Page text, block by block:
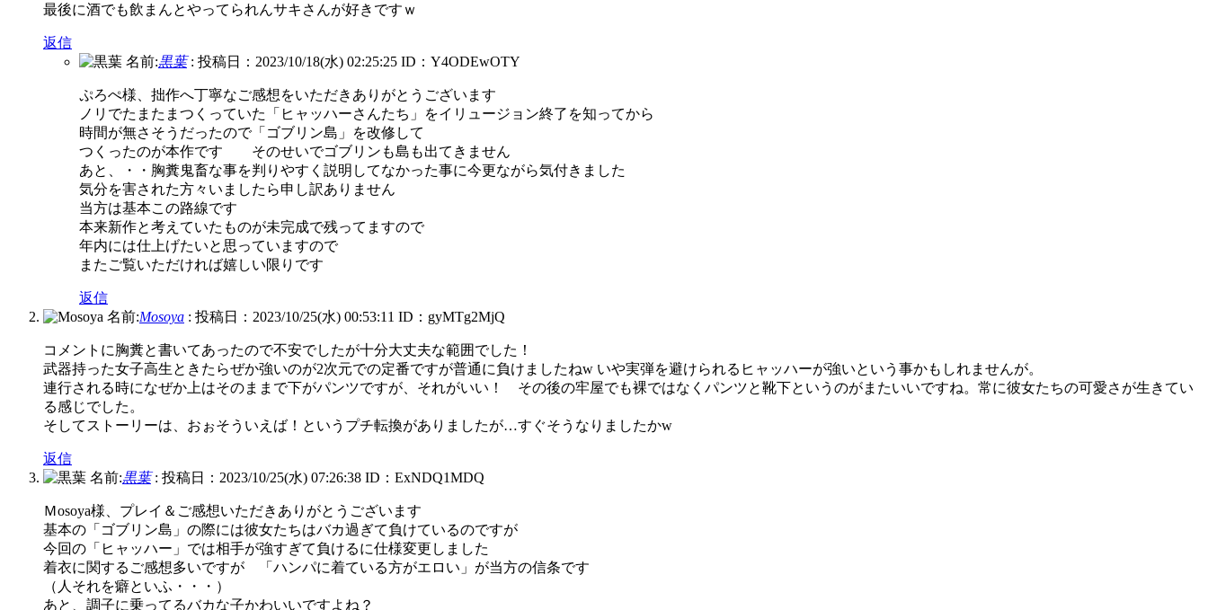
最後に酒でも飲まんとやってられんサキさんが好きですｗ
返信
名前:黒葉: 投稿日：2023/10/18(水) 02:25:25 ID：Y4ODEwOTY
ぷろぺ様、拙作へ丁寧なご感想をいただきありがとうございます
ノリでたまたまつくっていた「ヒャッハーさんたち」をイリュージョン終了を知ってから
時間が無さそうだったので「ゴブリン島」を改修して
つくったのが本作です そのせいでゴブリンも島も出てきません
あと、・・胸糞鬼畜な事を判りやすく説明してなかった事に今更ながら気付きました
気分を害された方々いましたら申し訳ありません
当方は基本この路線です
本来新作と考えていたものが未完成で残ってますので
年内には仕上げたいと思っていますので
またご覧いただければ嬉しい限りです
返信
名前:Mosoya : 投稿日：2023/10/25(水) 00:53:11 ID：gyMTg2MjQ
コメントに胸糞と書いてあったので不安でしたが十分大丈夫な範囲でした！
武器持った女子高生ときたらぜか強いのが2次元での定番ですが普通に負けましたねw いや実弾を避けられるヒャッハーが強いという事かもしれませんが。
連行される時になぜか上はそのままで下がパンツですが、それがいい！ その後の牢屋でも裸ではなくパンツと靴下というのがまたいいですね。常に彼女たちの可愛さが生きてい
る感じでした。
そしてストーリーは、おぉそういえば！というプチ転換がありましたが…すぐそうなりましたかw
返信
名前:黒葉: 投稿日：2023/10/25(水) 07:26:38 ID：ExNDQ1MDQ
Ｍosoya様、プレイ＆ご感想いただきありがとうございます
基本の「ゴブリン島」の際には彼女たちはバカ過ぎて負けているのですが
今回の「ヒャッハー」では相手が強すぎて負けるに仕様変更しました
着衣に関するご感想多いですが 「ハンパに着ている方がエロい」が当方の信条です
（人それを癖といふ・・・）
あと、調子に乗ってるバカな子かわいいですよね？